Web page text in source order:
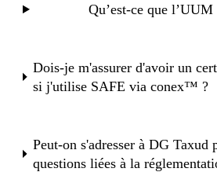
Qu’est-ce que
Dois-je m'assurer d'avoir un
si j'utilise SAFE via conex™ ?
Peut-on s'adresser à DG Taxud
questions liées à la